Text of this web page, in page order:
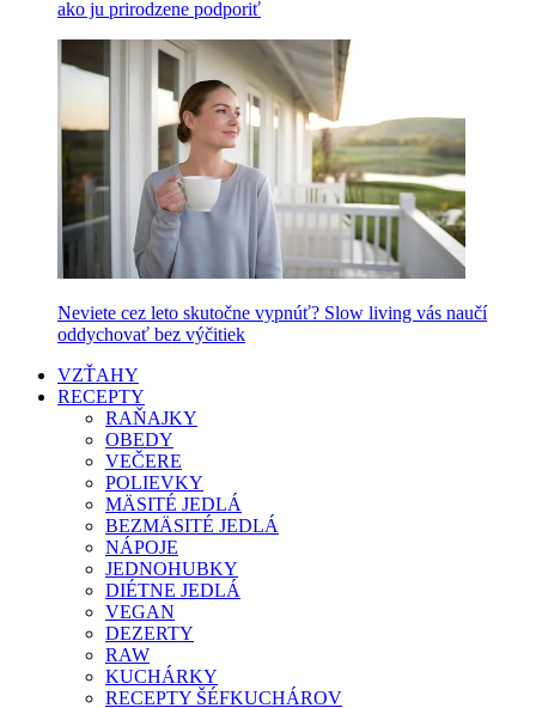
ako ju prirodzene podporiť
Neviete cez leto skutočne vypnúť? Slow living vás naučí
oddychovať bez výčitiek
VZŤAHY
RECEPTY
RAŇAJKY
OBEDY
VEČERE
POLIEVKY
MÄSITÉ JEDLÁ
BEZMÄSITÉ JEDLÁ
NÁPOJE
JEDNOHUBKY
DIÉTNE JEDLÁ
VEGAN
DEZERTY
RAW
KUCHÁRKY
RECEPTY ŠÉFKUCHÁROV